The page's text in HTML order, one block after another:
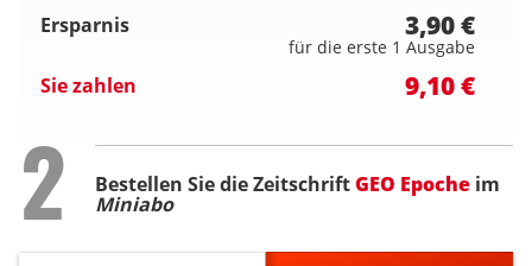
Ersparnis 3,90 €
für die erste 1 Ausgabe
Sie zahlen 9,10 €
Step
2 Bestellen Sie die ZeitschriftGEO Epoche im
Miniabo